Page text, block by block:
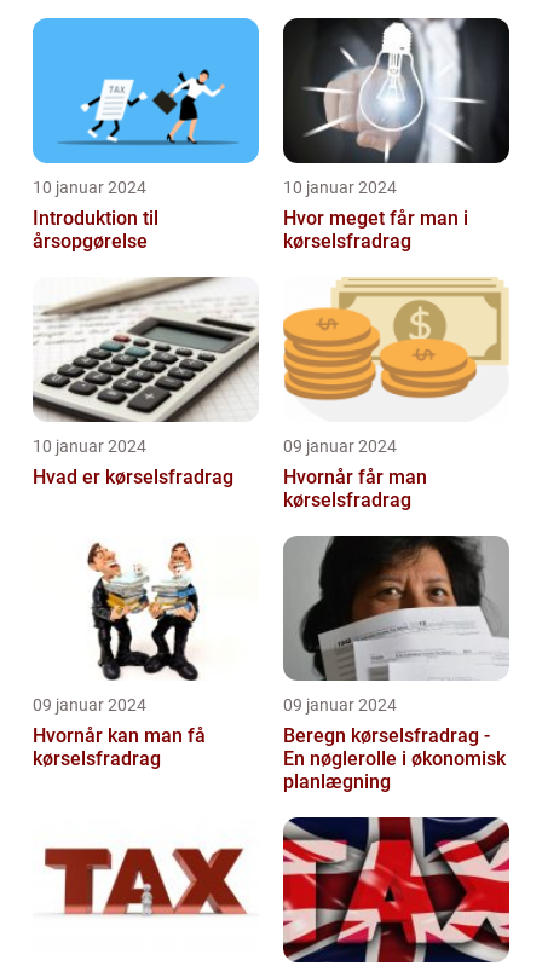
finansfolk
finansf...
10 januar 2024
Introduktion til
årsopgørelse
10 januar 2024
Hvor meget får man i
kørselsfradrag
10 januar 2024
Hvad er kørselsfradrag
09 januar 2024
Hvornår får man
kørselsfradrag
09 januar 2024
Hvornår kan man få
kørselsfradrag
09 januar 2024
Beregn kørselsfradrag -
En nøglerolle i økonomisk
planlægning